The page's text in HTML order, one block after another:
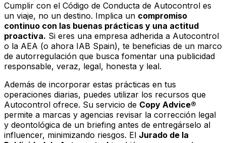
Cumplir con el Código de Conducta de Autocontrol es
un viaje, no un destino. Implica un compromiso
continuo con las buenas prácticas y una actitud
proactiva. Si eres una empresa adherida a Autocontrol
o la AEA (o ahora IAB Spain), te beneficias de un marco
de autorregulación que busca fomentar una publicidad
responsable, veraz, legal, honesta y leal.
Además de incorporar estas prácticas en tus
operaciones diarias, puedes utilizar los recursos que
Autocontrol ofrece. Su servicio de Copy Advice®
permite a marcas y agencias revisar la corrección legal
y deontológica de un briefing antes de entregárselo al
influencer, minimizando riesgos. El Jurado de la